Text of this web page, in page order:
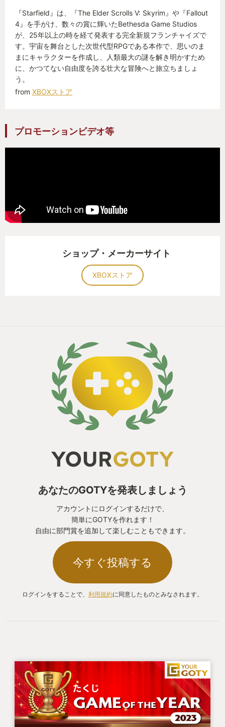
いく深みがある。
◯Game Pass＋premiumアップグレード
ゲーム自体はGamepassに入っているが、Bethesda
になにがしか金を払わないといけない（謎の義務
感）ので、アーリーアクセス付きpremiumアップグ
『Starfield』は、『The Elder Scrolls V: Skyrim』や『Fallout
4』を手がけ、数々の賞に輝いたBethesda Game Studios
が、25年以上の時を経て発表する完全新規フランチャイズで
す。宇宙を舞台とした次世代型RPGである本作で、思いのま
まにキャラクターを作成し、人類最大の謎を解き明かすため
に、かつてない自由度を誇る壮大な冒険へと旅立ちましょ
う。
from XBOXストア
プロモーションビデオ等
ショップ・メーカーサイト
XBOXストア
あなたのGOTYを発表しましょう
アカウントにログインするだけで、
簡単にGOTYを作れます！
自由に部門賞を追加して楽しむこともできます。
今すぐ投稿する
ログインをすることで、 利用規約に同意したものとみなされます。